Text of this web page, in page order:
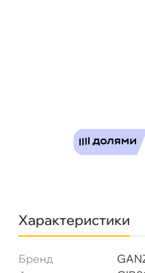
Характеристики
Бренд
Самовывоз
Сегодня,